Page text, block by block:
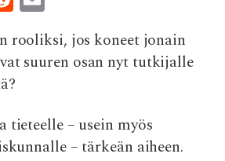
e
d
di
m
ai
l
rooliksi, jos koneet jonain
suuren osan nyt tutkijalle
– usein myös
– tärkeän aiheen.